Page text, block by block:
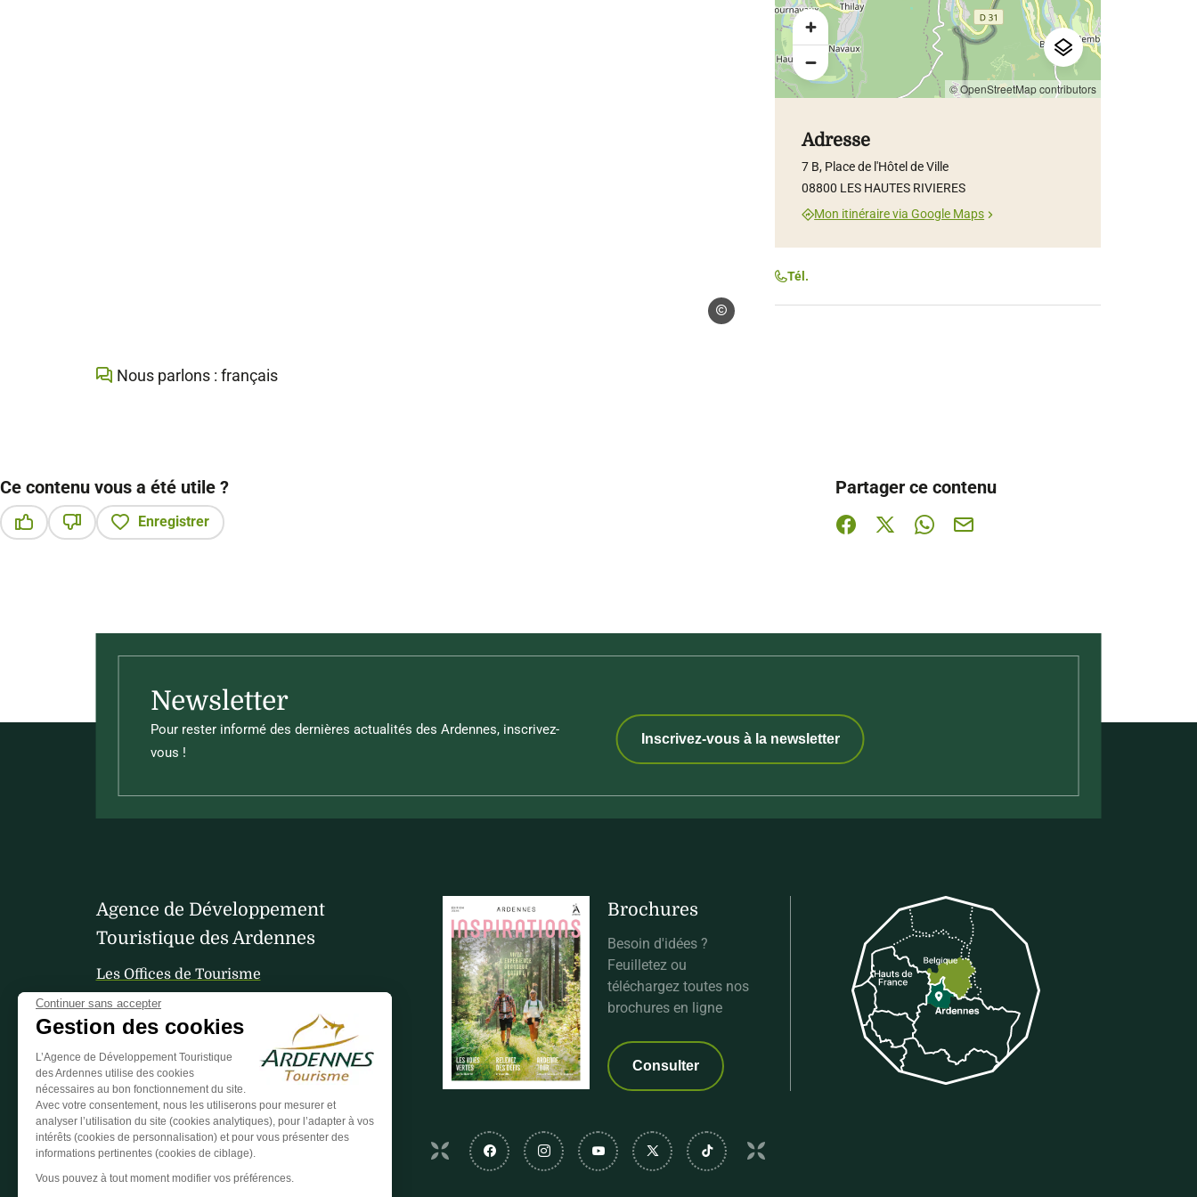
Droits libres
Nous parlons : français
© OpenStreetMap contributors
Adresse
7 B, Place de l'Hôtel de Ville
08800 LES HAUTES RIVIERES
Mon itinéraire via Google Maps
Tél.
Ce contenu vous a été utile ?
Enregistrer
Partager ce contenu
Partager sur Facebook (nouvelle fenêtre)
Partager sur X / Twitter (nouvelle fenêtre)
Partager sur WhatsApp
Partager par mail
Newsletter
Pour rester informé des dernières actualités des Ardennes, inscrivez-
vous !
Inscrivez-vous à la newsletter
Agence de Développement
Touristique des Ardennes
Les Offices de Tourisme
Votre avis nous interesse
Brochures
Besoin d'idées ?
Feuilletez ou
téléchargez toutes nos
brochures en ligne
Consulter
Suivez-nous sur Facebook
Suivez-nous sur Instagram
Suivez-nous sur Youtube
Suivez-nous sur Twitter
Suivez-nous sur Tiktok
Continuer sans accepter
Gestion des cookies
L’Agence de Développement Touristique
des Ardennes utilise des cookies
nécessaires au bon fonctionnement du site.
Avec votre consentement, nous les utiliserons pour mesurer et
analyser l’utilisation du site (cookies analytiques), pour l’adapter à vos
intérêts (cookies de personnalisation) et pour vous présenter des
informations pertinentes (cookies de ciblage).
Vous pouvez à tout moment modifier vos préférences.